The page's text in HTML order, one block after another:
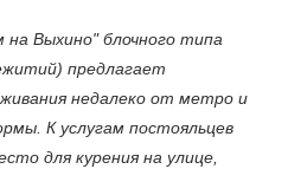
Выхино" блочного типа
предлагает
недалеко от метро и
К услугам постояльцев
для курения на улице,